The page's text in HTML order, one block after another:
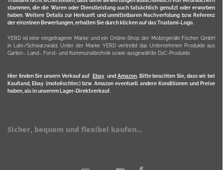
stammen, die die Waren oder Dienstleistung auch tatsächlich genutzt oder erworben
haben. Weitere Details zur Herkunft und unmittelbaren Nachverfolung bzw. Referenz
der einzelnen Bewertungen, erhalten Sie durch klicken auf das Trustami-Logo.
YERD ist eine eingetragene Marke und ein Online-Shop der Motorgeräte Fischer GmbH
in Lahr/Schwarzwald. Unter der Marke YERD vertreibt das Unternehmen Produkte aus
Garten-, Land-, Forst- und Kommunaltechnik sowie ausgewählte D2C-Produkte.
Hier finden Sie unsern Verkauf auf Ebayund Amazon. Bitte beachten Sie, dass wir bei
Kaufland, Ebay (motofischtec) bzw. Amazon eventuell andere Konditionen und Preise
haben, als in unserem Lager-Direktverkauf.
Sicher, bequem und flexibel kaufen...